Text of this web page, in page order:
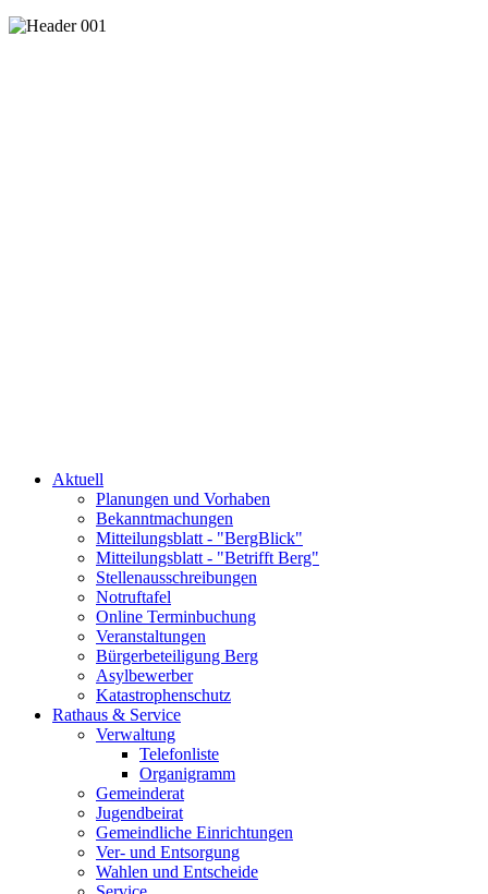
Aktuell
Planungen und Vorhaben
Bekanntmachungen
Mitteilungsblatt - "BergBlick"
Mitteilungsblatt - "Betrifft Berg"
Stellenausschreibungen
Notruftafel
Online Terminbuchung
Veranstaltungen
Bürgerbeteiligung Berg
Asylbewerber
Katastrophenschutz
Rathaus & Service
Verwaltung
Telefonliste
Organigramm
Gemeinderat
Jugendbeirat
Gemeindliche Einrichtungen
Ver- und Entsorgung
Wahlen und Entscheide